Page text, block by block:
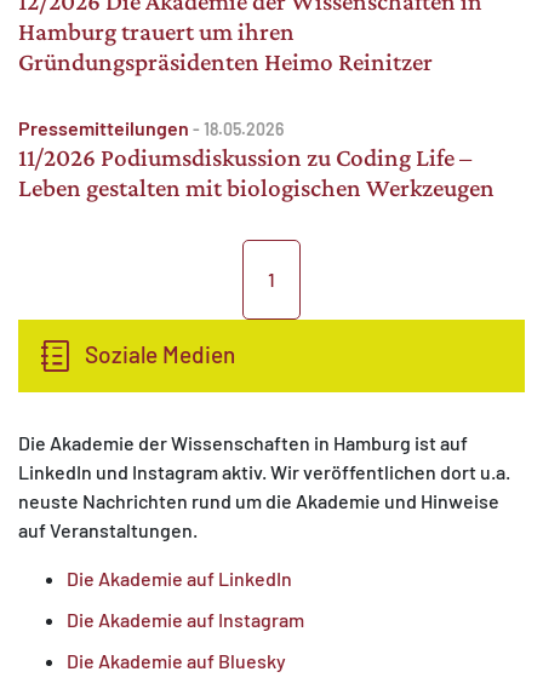
Hamburg trauert um ihren
Gründungspräsidenten Heimo Reinitzer
Pressemitteilungen - 18.05.2026
11/2026 Podiumsdiskussion zu Coding Life –
Leben gestalten mit biologischen Werkzeugen
1
Soziale Medien
Die Akademie der Wissenschaften in Hamburg ist auf
LinkedIn und Instagram aktiv. Wir veröffentlichen dort u.a.
neuste Nachrichten rund um die Akademie und Hinweise
auf Veranstaltungen.
Die Akademie auf LinkedIn
Die Akademie auf Instagram
Die Akademie auf Bluesky